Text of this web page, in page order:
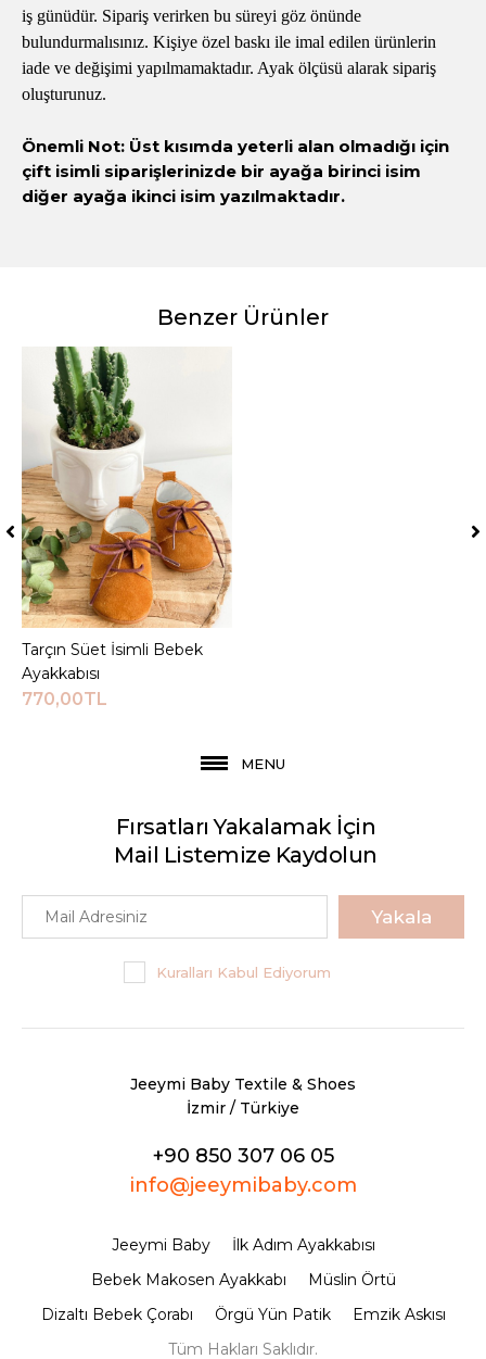
iş günüdür. Sipariş verirken bu süreyi göz önünde
bulundurmalısınız. Kişiye özel baskı ile imal edilen ürünlerin
iade ve değişimi yapılmamaktadır. Ayak ölçüsü alarak sipariş
oluşturunuz.
Önemli Not: Üst kısımda yeterli alan olmadığı için
çift isimli siparişlerinizde bir ayağa birinci isim
diğer ayağa ikinci isim yazılmaktadır.
Benzer Ürünler
Sepete Ekle
Tarçın Süet İsimli Bebek
Ayakkabısı
770,00TL
MENU
Fırsatları Yakalamak İçin
Mail Listemize Kaydolun
Yakala
Kuralları Kabul Ediyorum
Jeeymi Baby Textile & Shoes
İzmir / Türkiye
+90 850 307 06 05
info@jeeymibaby.com
Jeeymi Baby
İlk Adım Ayakkabısı
Bebek Makosen Ayakkabı
Müslin Örtü
Dizaltı Bebek Çorabı
Örgü Yün Patik
Emzik Askısı
Tüm Hakları Saklıdır.